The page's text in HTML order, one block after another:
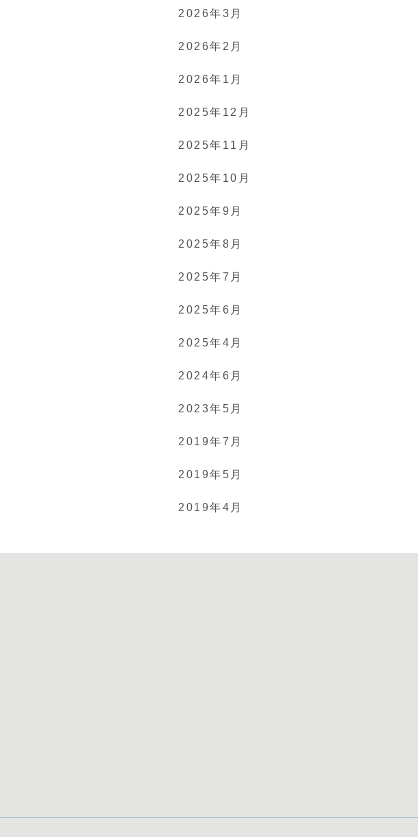
2026年3月
2026年2月
2026年1月
2025年12月
2025年11月
2025年10月
2025年9月
2025年8月
2025年7月
2025年6月
2025年4月
2024年6月
2023年5月
2019年7月
2019年5月
2019年4月